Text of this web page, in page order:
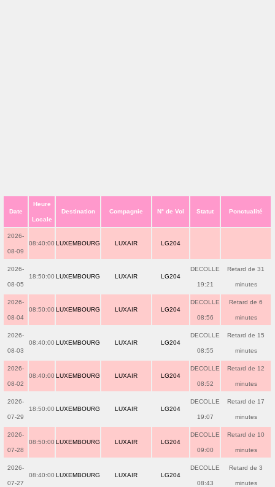
Date
Heure
Locale
Destination Compagnie N° de Vol Statut Ponctualité
2026-
08-09
08:40:00 LUXEMBOURG LUXAIR LG204
2026-
08-05
18:50:00 LUXEMBOURG LUXAIR LG204
DECOLLE
19:21
Retard de 31
minutes
2026-
08-04
08:50:00 LUXEMBOURG LUXAIR LG204
DECOLLE
08:56
Retard de 6
minutes
2026-
08-03
08:40:00 LUXEMBOURG LUXAIR LG204
DECOLLE
08:55
Retard de 15
minutes
2026-
08-02
08:40:00 LUXEMBOURG LUXAIR LG204
DECOLLE
08:52
Retard de 12
minutes
2026-
07-29
18:50:00 LUXEMBOURG LUXAIR LG204
DECOLLE
19:07
Retard de 17
minutes
2026-
07-28
08:50:00 LUXEMBOURG LUXAIR LG204
DECOLLE
09:00
Retard de 10
minutes
2026-
07-27
08:40:00 LUXEMBOURG LUXAIR LG204
DECOLLE
08:43
Retard de 3
minutes